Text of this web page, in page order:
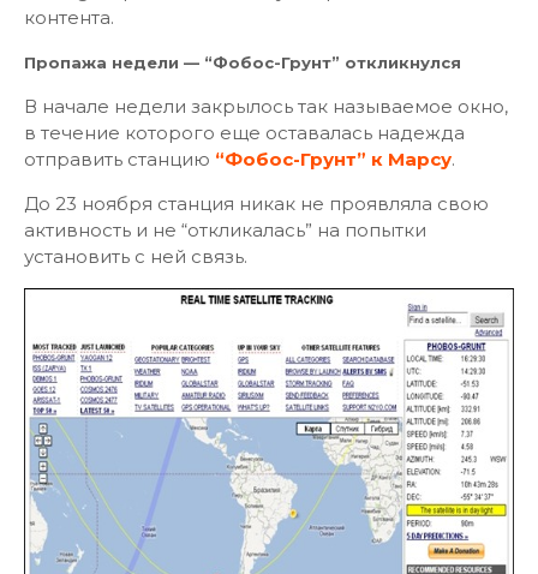
контента.
Пропажа недели — “Фобос-Грунт” откликнулся
В начале недели закрылось так называемое окно,
в течение которого еще оставалась надежда
отправить станцию “Фобос-Грунт” к Марсу.
До 23 ноября станция никак не проявляла свою
активность и не “откликалась” на попытки
установить с ней связь.